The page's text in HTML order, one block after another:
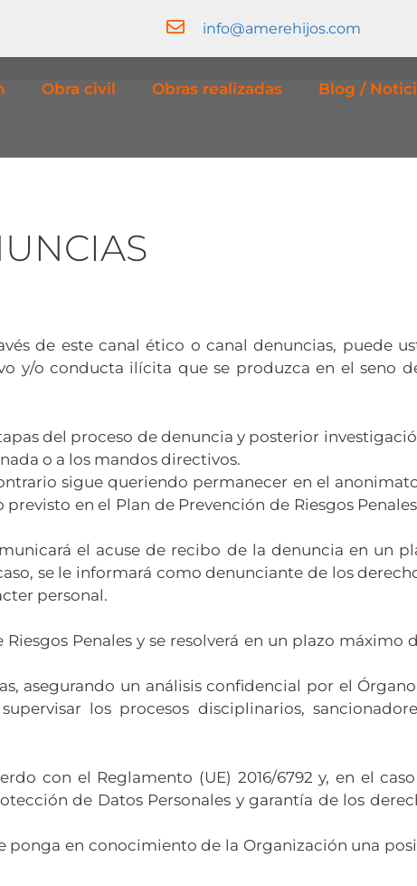
info@amerehijos.com
Obra civil Obras realizadas Blog /
de este canal ético o canal denuncias, puede
y/o conducta ilícita que se produzca en el seno
del proceso de denuncia y posterior
o a los mandos directivos.
sigue queriendo permanecer en el
en el Plan de Prevención de Riesgos
el acuse de recibo de la denuncia en un
se le informará como denunciante de los
personal.
Penales y se resolverá en un plazo máximo
asegurando un análisis confidencial por el
los procesos disciplinarios,
con el Reglamento (UE) 2016/6792 y, en el
de Datos Personales y garantía de los
ponga en conocimiento de la Organización una